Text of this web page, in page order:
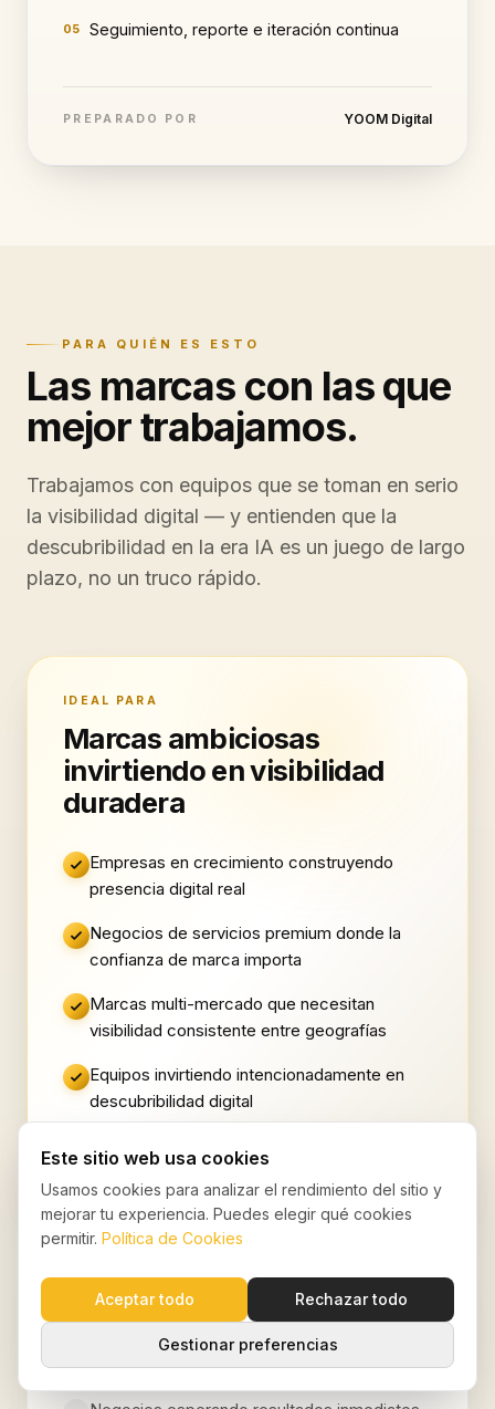
05 Seguimiento, reporte e iteración continua
PREPARADO POR YOOM Digital
PARA QUIÉN ES ESTO
Las marcas con las que
mejor trabajamos.
Trabajamos con equipos que se toman en serio
la visibilidad digital — y entienden que la
descubribilidad en la era IA es un juego de largo
plazo, no un truco rápido.
IDEAL PARA
Marcas ambiciosas
invirtiendo en visibilidad
duradera
Empresas en crecimiento construyendo
presencia digital real
Negocios de servicios premium donde la
confianza de marca importa
Marcas multi-mercado que necesitan
visibilidad consistente entre geografías
Equipos invirtiendo intencionadamente en
descubribilidad digital
Marcas que quieren ser citadas y
recomendadas por la IA, no solo posicionar
PROBABLEMENTE NO ES UN FIT
Cuando podemos no ser el
socio correcto
Este sitio web usa cookies
Usamos cookies para analizar el rendimiento del sitio y
mejorar tu experiencia. Puedes elegir qué cookies
permitir. Política de Cookies
Aceptar todo Rechazar todo
Gestionar preferencias